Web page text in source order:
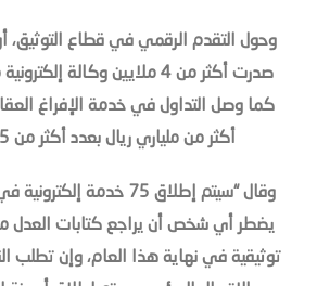
وحول التقدم الرقمي في قطاع التوثيق،
صدرت أكثر من 4 ملايين وكالة
كما وصل التداول في خدمة الإفراغ
أكثر من ملياري ريال بعدد أكثر من 25 ألف عملية.
وقال “سيتم إطلاق 75 خدمة
يضطر أي شخص أن يراجع كتابات العدل
توثيقية في نهاية هذا العام، وإن تطلب